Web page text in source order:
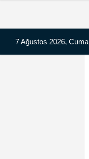
7 Ağustos 2026, Cuma